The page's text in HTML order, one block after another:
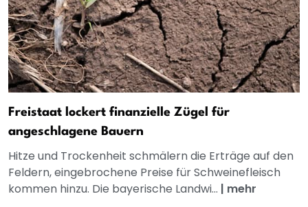
Freistaat lockert finanzielle Zügel für
angeschlagene Bauern
Hitze und Trockenheit schmälern die Erträge auf den
Feldern, eingebrochene Preise für Schweinefleisch
kommen hinzu. Die bayerische Landwi... | mehr